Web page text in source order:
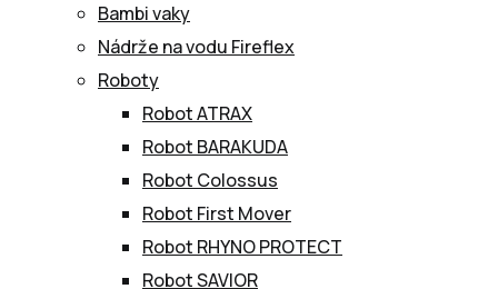
Bambi vaky
Nádrže na vodu Fireflex
Roboty
Robot ATRAX
Robot BARAKUDA
Robot Colossus
Robot First Mover
Robot RHYNO PROTECT
Robot SAVIOR